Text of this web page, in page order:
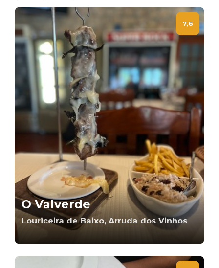
7,6
O Valverde
Louriceira de Baixo, Arruda dos Vinhos